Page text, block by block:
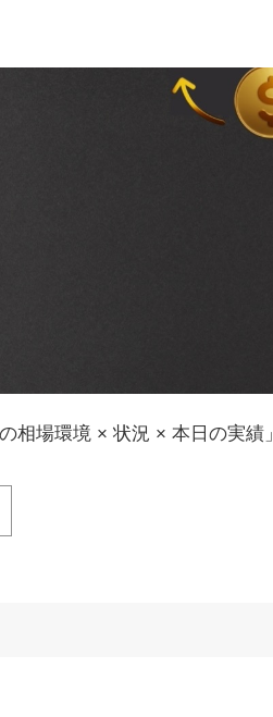
相場環境 × 状況 × 本日の実績」